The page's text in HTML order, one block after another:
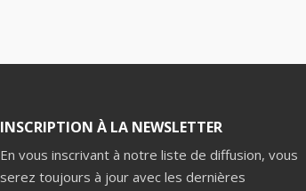
INSCRIPTION À LA NEWSLETTER
En vous inscrivant à notre liste de diffusion, vous
serez toujours à jour avec les dernières